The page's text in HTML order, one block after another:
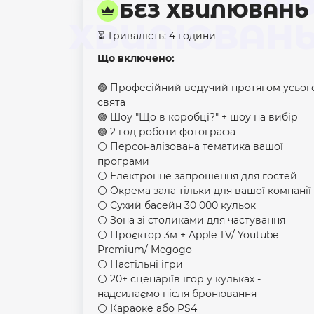
ХВИЛЮВАНЬ
БЕЗ ХВИЛЮВАНЬ
⏳ Тривалість: 4 години
Що включено:
🟣 Професійний ведучий протягом
свята
🟣 Шоу "Що в коробці?" + шоу на вибір
🟣 2 год роботи фотографа
⚪️ Персоналізована тематика вашої
програми
⚪️ Електронне запрошення для гостей
⚪️ Окрема зала тільки для вашої компанії
⚪️ Сухий басейн 30 000 кульок
⚪️ Зона зі столиками для частування
⚪️ Проєктор 3м + Apple TV/ Youtube
Premium/ Megogo
⚪️ Настільні ігри
⚪️ 20+ сценаріїв ігор у кульках -
надсилаємо після бронювання
⚪️ Караоке або PS4